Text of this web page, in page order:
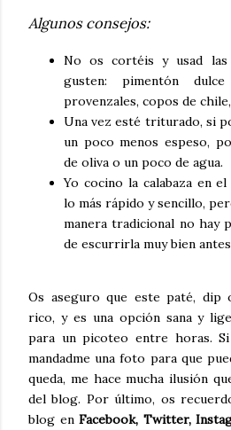
Algunos consejos:
No os cortéis y usad las
gusten: pimentón
provenzales, copos de
Una vez esté triturado, si
un poco menos espeso,
de oliva o un poco de agua.
Yo cocino la calabaza en
lo más rápido y sencillo,
manera tradicional no hay
de escurrirla muy bien
Os aseguro que este paté, dip
rico, y es una opción sana y
para un picoteo entre horas.
mandadme una foto para que
queda, me hace mucha ilusión
del blog. Por último, os
blog enFacebook, Twitter,